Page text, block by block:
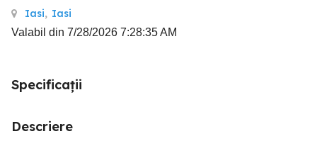
Iasi, Iasi
Valabil din 7/28/2026 7:28:35 AM
Specificații
Descriere